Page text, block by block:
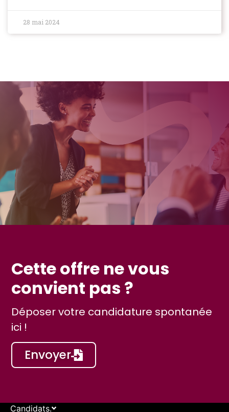
Cette offre ne vous
convient pas ?
Déposer votre candidature spontanée
ici !
Envoyer
28 mai 2024
Candidats.